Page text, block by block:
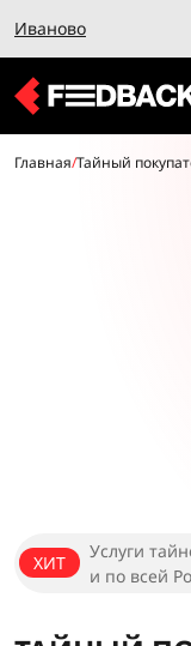
Иваново
Главная/Тайный
ХИТ
Услуги
и по всей